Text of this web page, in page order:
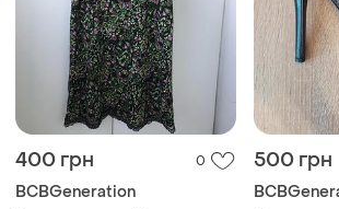
400 грн 0
BCBGeneration
500 грн